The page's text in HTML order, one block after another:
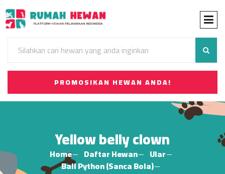
PROMOSIKAN HEWAN ANDA!
Yellow belly clown
Home Daftar Hewan
Ular
Ball Python (Sanca Bola)